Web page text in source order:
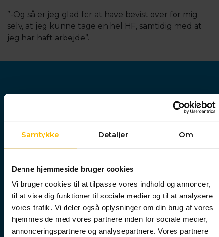
Samtykke Detaljer Om
Denne hjemmeside bruger cookies
Vi bruger cookies til at tilpasse vores indhold og annoncer,
til at vise dig funktioner til sociale medier og til at analysere
vores trafik. Vi deler også oplysninger om din brug af vores
hjemmeside med vores partnere inden for sociale medier,
annonceringspartnere og analysepartnere. Vores partnere
”-Og så er jeg glad for at have bevist over for mig
selv, at jeg kunne tage en hel HF, samtidig med at
jeg har haft arbejde”.
Gl. Banegårdsvej 39
48201600
post@vucns.dk